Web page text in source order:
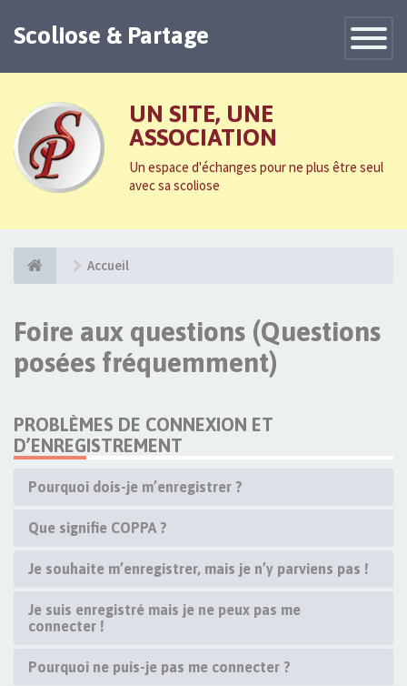
Toggle
Scoliose & Partage
UN SITE, UNE
ASSOCIATION
Un espace d'échanges pour ne plus être seul
avec sa scoliose
Accueil
Foire aux questions (Questions
posées fréquemment)
PROBLÈMES DE CONNEXION ET
D’ENREGISTREMENT
Pourquoi dois-je m’enregistrer ?
Que signifie COPPA ?
Je souhaite m’enregistrer, mais je n’y parviens pas !
Je suis enregistré mais je ne peux pas me
connecter !
Pourquoi ne puis-je pas me connecter ?